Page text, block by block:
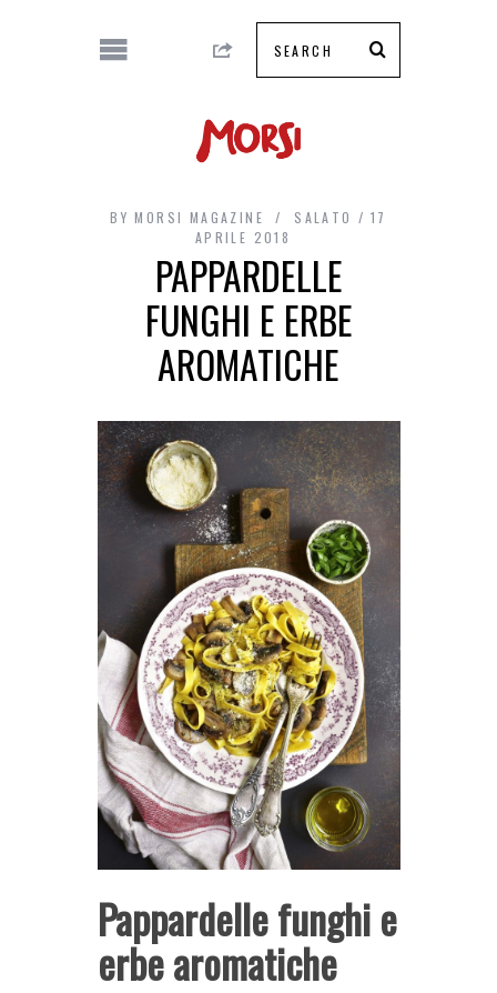
BY MORSI MAGAZINE SALATO
17
APRILE 2018
PAPPARDELLE
FUNGHI E ERBE
AROMATICHE
Pappardelle funghi e
erbe aromatiche